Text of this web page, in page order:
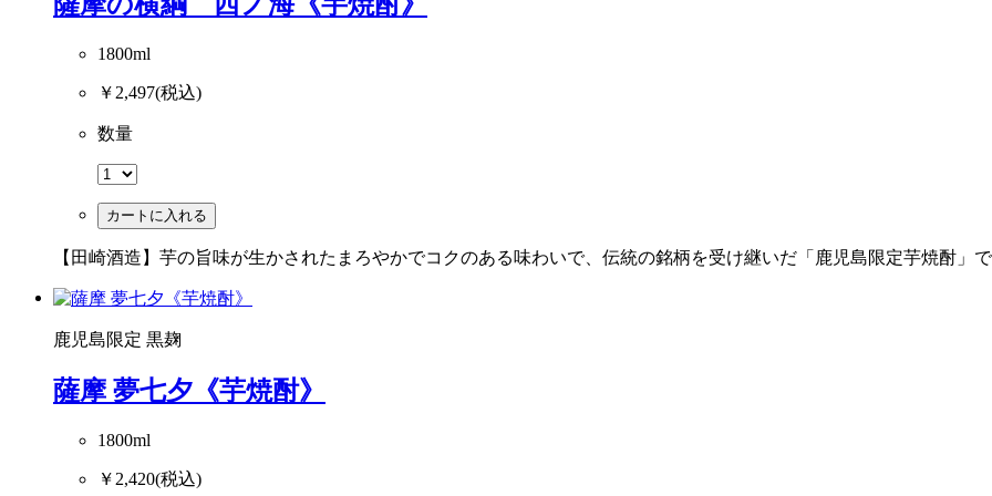
1800ml
￥2,497(税込)
数量
カートに入れる
【田崎酒造】芋の旨味が生かされたまろやかでコクのある味わいで、伝統の銘柄を受け継いだ「鹿児島限定芋焼酎」
鹿児島限定 黒麹
薩摩 夢七夕《芋焼酎》
1800ml
￥2,420(税込)